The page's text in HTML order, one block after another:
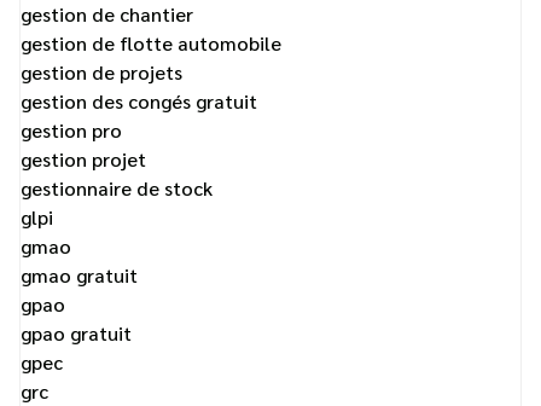
gestion de chantier
gestion de flotte automobile
gestion de projets
gestion des congés gratuit
gestion pro
gestion projet
gestionnaire de stock
glpi
gmao
gmao gratuit
gpao
gpao gratuit
gpec
grc